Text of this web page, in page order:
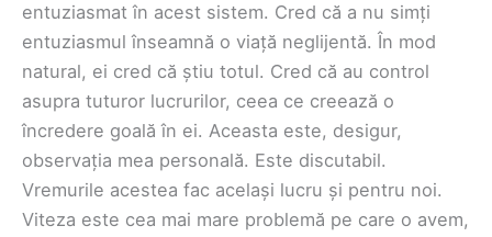
entuziasmat în acest sistem. Cred că a nu simți
entuziasmul înseamnă o viață neglijentă. În mod
natural, ei cred că știu totul. Cred că au control
asupra tuturor lucrurilor, ceea ce creează o
încredere goală în ei. Aceasta este, desigur,
observația mea personală. Este discutabil.
Vremurile acestea fac același lucru și pentru noi.
Viteza este cea mai mare problemă pe care o avem,